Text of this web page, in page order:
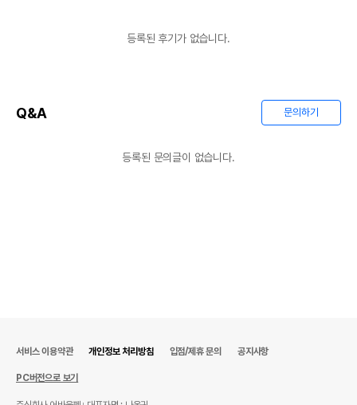
단, 상품명에 유통기한 명시된 경우, 해당
등록된 후기가 없습니다.
Q&A 문의하기
등록된 문의글이 없습니다.
서비스 이용약관 개인정보 처리방침 입점/제휴 문의 공지사항
PC버전으로 보기